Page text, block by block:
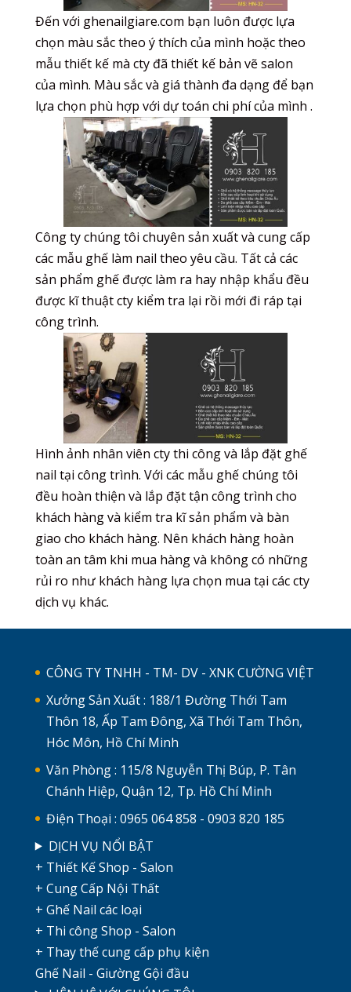
Đến với ghenailgiare.com bạn luôn được lựa
chọn màu sắc theo ý thích của mình hoặc theo
mẫu thiết kế mà cty đã thiết kế bản vẽ salon
của mình. Màu sắc và giá thành đa dạng để bạn
lựa chọn phù hợp với dự toán chi phí của mình .
Công ty chúng tôi chuyên sản xuất và cung cấp
các mẫu ghế làm nail theo yêu cầu. Tất cả các
sản phẩm ghế được làm ra hay nhập khẩu đều
được kĩ thuật cty kiểm tra lại rồi mới đi ráp tại
công trình.
Hình ảnh nhân viên cty thi công và lắp đặt ghế
nail tại công trình. Với các mẫu ghế chúng tôi
đều hoàn thiện và lắp đặt tận công trình cho
khách hàng và kiểm tra kĩ sản phẩm và bàn
giao cho khách hàng. Nên khách hàng hoàn
toàn an tâm khi mua hàng và không có những
rủi ro như khách hàng lựa chọn mua tại các cty
dịch vụ khác.
CÔNG TY TNHH - TM- DV - XNK CƯỜNG VIỆT
Xưởng Sản Xuất : 188/1 Đường Thới Tam
Thôn 18, Ấp Tam Đông, Xã Thới Tam Thôn,
Hóc Môn, Hồ Chí Minh
Văn Phòng : 115/8 Nguyễn Thị Búp, P. Tân
Chánh Hiệp, Quận 12, Tp. Hồ Chí Minh
Điện Thoại : 0965 064 858 - 0903 820 185
DỊCH VỤ NỔI BẬT
+ Thiết Kế Shop - Salon
+ Cung Cấp Nội Thất
+ Ghế Nail các loại
+ Thi công Shop - Salon
+ Thay thế cung cấp phụ kiện
Ghế Nail - Giường Gội đầu